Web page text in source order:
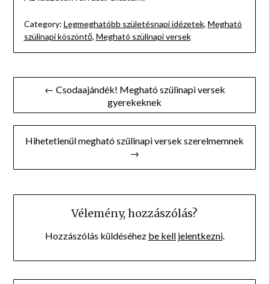
Category: Legmeghatóbb születésnapi idézetek, Megható
szülinapi köszöntő, Megható szülinapi versek
Bejegyzés← Csodaajándék! Megható szülinapi versek
gyerekeknek
Hihetetlenül megható szülinapi versek szerelmemnek
→
Vélemény, hozzászólás?
Hozzászólás küldéséhez be kell jelentkezni.